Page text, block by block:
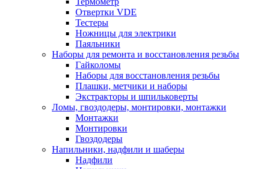
Отвертки VDE
Тестеры
Ножницы для электрики
Паяльники
Наборы для ремонта и восстановления резьбы
Гайколомы
Наборы для восстановления резьбы
Плашки, метчики и наборы
Экстракторы и шпильковерты
Ломы, гвоздодеры, монтировки, монтажки
Монтажки
Монтировки
Гвоздодеры
Напильники, надфили и шаберы
Надфили